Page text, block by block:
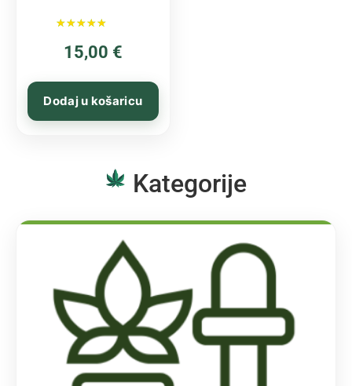
5.00
od 5
15,00 €
Dodaj u košaricu
Kategorije